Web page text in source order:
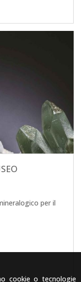
per il
cookie o tecnologie